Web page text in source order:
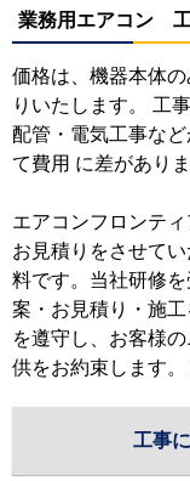
業務用エアコン
価格は、機器本体
りいたします。 工
配管・電気工事な
て費用 に差がありま
エアコンフロンテ
お見積りをさせて
料です。当社研修
案・お見積り・施
を遵守し、お客様
供をお約束します。
工事